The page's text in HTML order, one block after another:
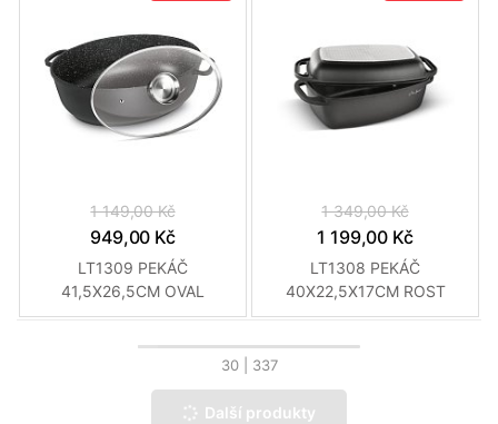
1 149,00 Kč
949,00 Kč
LT1309 PEKÁČ
41,5X26,5CM OVAL
LAMART
1 349,00 Kč
1 199,00 Kč
LT1308 PEKÁČ
40X22,5X17CM ROST
LAMART
30| 337
Další produkty